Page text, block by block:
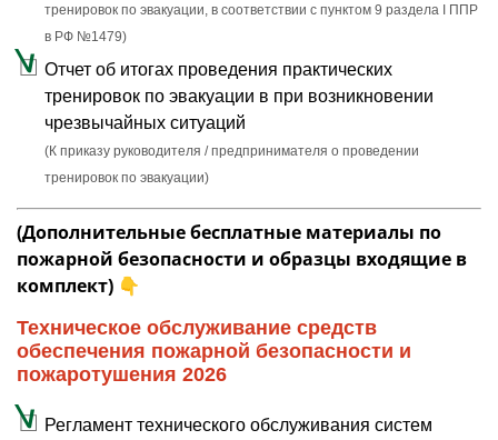
тренировок по эвакуации, в соответствии с пунктом 9 раздела I ППР
в РФ №1479)
Отчет об итогах проведения практических
тренировок по эвакуации в при возникновении
чрезвычайных ситуаций
(К приказу руководителя / предпринимателя о проведении
тренировок по эвакуации)
(Дополнительные бесплатные материалы по
пожарной безопасности и образцы входящие в
комплект) 👇
Техническое обслуживание средств
обеспечения пожарной безопасности и
пожаротушения 2026
Регламент технического обслуживания систем